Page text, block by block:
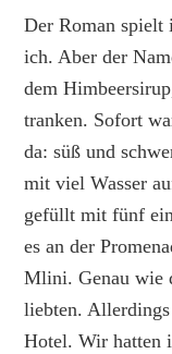
Der Roman spielt
ich. Aber der
dem
tranken. Sofort
da: süß und
mit viel Wasser
gefüllt mit fünf
es an der
Mlini. Genau wie
liebten.
Hotel. Wir hatten